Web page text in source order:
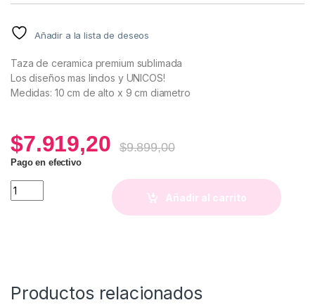
Añadir a la lista de deseos
Taza de ceramica premium sublimada
Los diseños mas lindos y UNICOS!
Medidas: 10 cm de alto x 9 cm diametro
$7.919,20 $9.899,00
Pago en efectivo
Taza El Poder quantity
Añadir al carrito
Productos relacionados